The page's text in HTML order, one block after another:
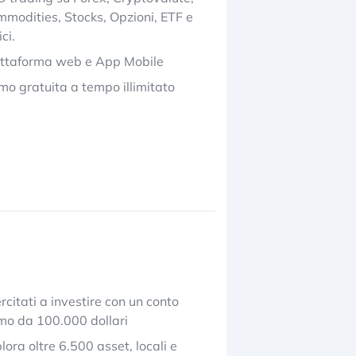
Stocks, Opzioni, ETF e
web e App Mobile
gratuita a tempo illimitato
a investire con un conto
da 100.000 dollari
oltre 6.500 asset, locali e